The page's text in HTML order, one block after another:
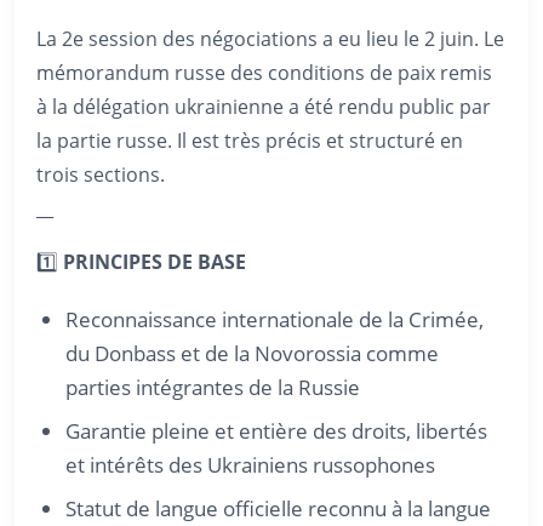
La 2e session des négociations a eu lieu le 2 juin. Le
mémorandum russe des conditions de paix remis
à la délégation ukrainienne a été rendu public par
la partie russe. Il est très précis et structuré en
trois sections.
1️⃣ PRINCIPES DE BASE
Reconnaissance internationale de la Crimée,
du Donbass et de la Novorossia comme
parties intégrantes de la Russie
Garantie pleine et entière des droits, libertés
et intérêts des Ukrainiens russophones
Statut de langue officielle reconnu à la langue